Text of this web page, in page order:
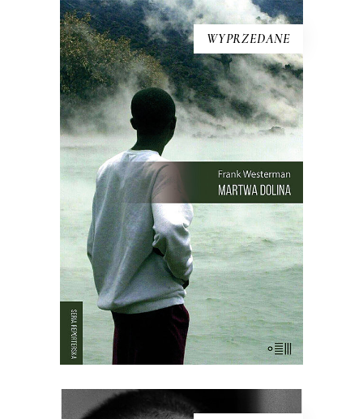
WYPRZEDANE
[EBOOK] Frank Westerman –
MARTWA DOLINA
21 sierpnia 1986 roku wieczorem,
księżyc był wtedy w nowiu, z doliny w
północno-wschodnim Kamerunie
zniknęło wszelkie życie. Kurczaki,
pawiany, zebu i ptaki leżały martwe w
trawie – tak samo jak dwa tysiące
mężczyzn, kobiet i dzieci. Nie było
żadnych […]